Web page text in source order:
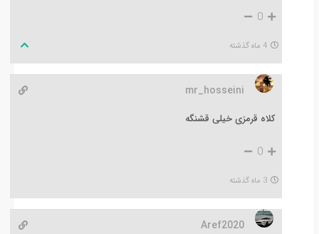
0
4 ماه گذشته
mr_hosseini
کلاه قرمزی خیلی قشنگه
0
3 ماه گذشته
Aref2020